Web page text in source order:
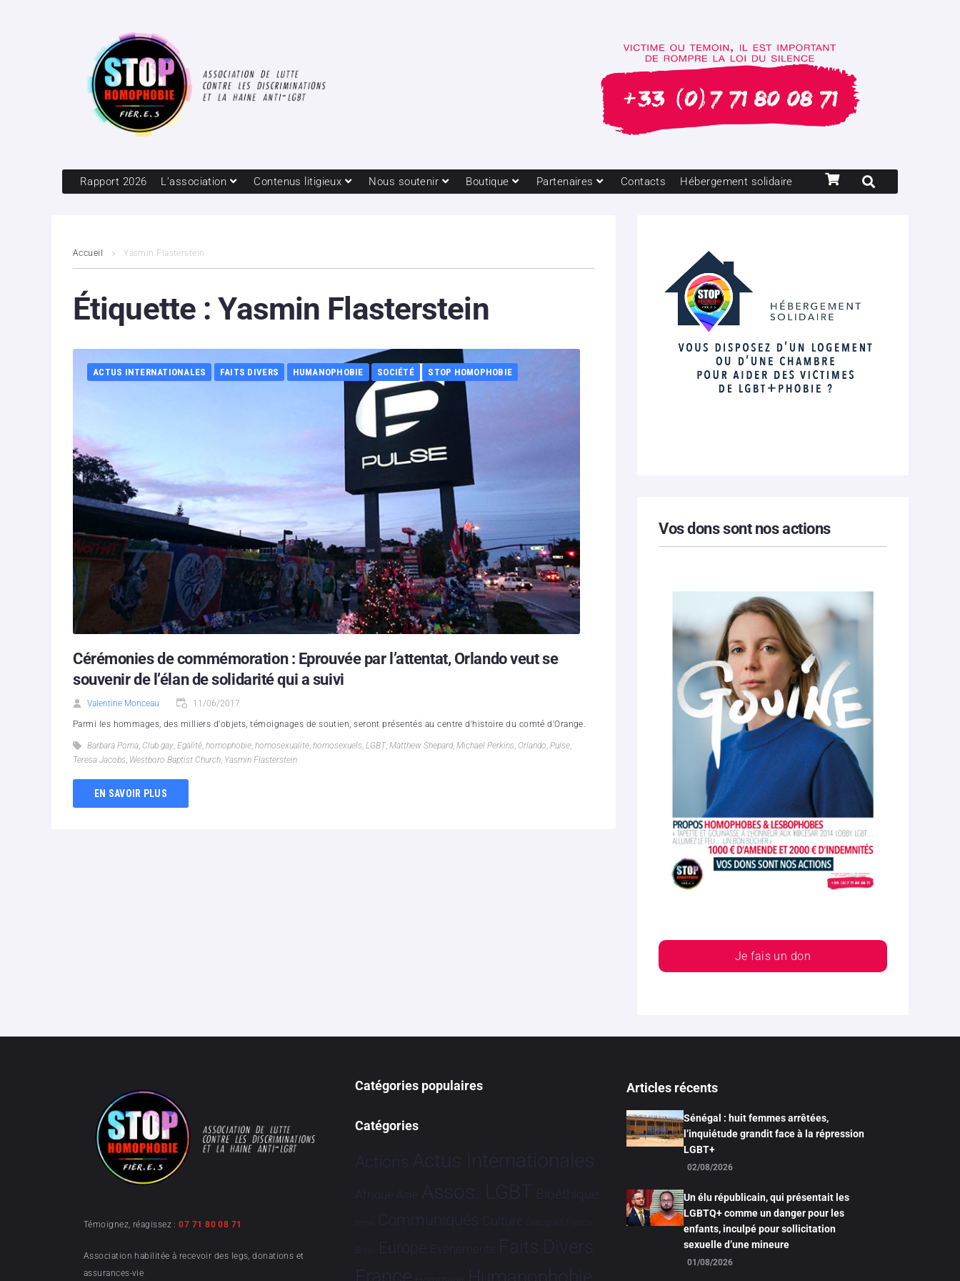
Rapport 2026 L’association Contenus litigieux Nous soutenir Boutique Partenaires Contacts Hébergement solidaire
Accueil Yasmin Flasterstein
Étiquette :Yasmin Flasterstein
ACTUS INTERNATIONALES FAITS DIVERS HUMANOPHOBIE SOCIÉTÉ STOP HOMOPHOBIE
Cérémonies de commémoration : Eprouvée par l’attentat, Orlando veut se
souvenir de l’élan de solidarité qui a suivi
Valentine Monceau 11/06/2017
Parmi les hommages, des milliers d'objets, témoignages de soutien, seront présentés au centre d'histoire du comté d'Orange.
Barbara Poma, Club gay, Egalité, homophobie, homosexualite, homosexuels, LGBT, Matthew Shepard, Michael Perkins, Orlando, Pulse,
Teresa Jacobs, Westboro Baptist Church, Yasmin Flasterstein
EN SAVOIR PLUS
Vos dons sont nos actions
Je fais un don
Témoignez, réagissez :07 71 80 08 71
Association habilitée à recevoir des legs, donations et
assurances-vie
Catégories populaires
Catégories
Actions Actus Internationales
Afrique Asie Assos. LGBT Bioéthique
Brève Communiqués Culture Dialogues France-
Brésil Europe Evénements Faits Divers
Humanophobie
Articles récents
Sénégal : huit femmes arrêtées,
l’inquiétude grandit face à la répression
LGBT+
02/08/2026
Un élu républicain, qui présentait les
LGBTQ+ comme un danger pour les
enfants, inculpé pour sollicitation
sexuelle d’une mineure
01/08/2026